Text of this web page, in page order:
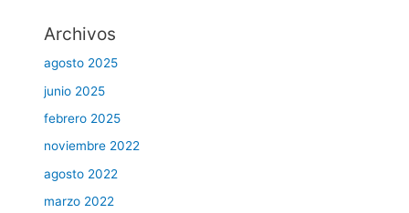
Archivos
agosto 2025
junio 2025
febrero 2025
noviembre 2022
agosto 2022
marzo 2022